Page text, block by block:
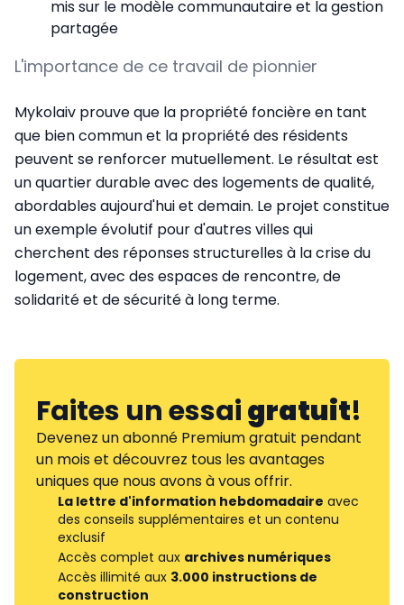
mis sur le modèle communautaire et la gestion
partagée
L'importance de ce travail de pionnier
Mykolaiv prouve que la propriété foncière en tant
que bien commun et la propriété des résidents
peuvent se renforcer mutuellement. Le résultat est
un quartier durable avec des logements de qualité,
abordables aujourd'hui et demain. Le projet constitue
un exemple évolutif pour d'autres villes qui
cherchent des réponses structurelles à la crise du
logement, avec des espaces de rencontre, de
solidarité et de sécurité à long terme.
Faites un essaigratuit!
Devenez un abonné Premium gratuit pendant
un mois et découvrez tous les avantages
uniques que nous avons à vous offrir.
La lettre d'information hebdomadaire avec
des conseils supplémentaires et un contenu
exclusif
Accès complet aux archives numériques
Accès illimité aux 3.000 instructions de
construction